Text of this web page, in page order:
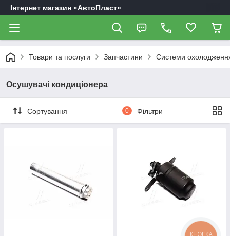
Інтернет магазин «АвтоПласт»
Товари та послуги Запчастини Системи
Осушувачі кондиціонера
Сортування 0 Фільтри